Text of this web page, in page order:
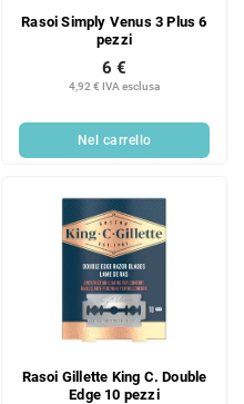
Rasoi Simply Venus 3 Plus 6
pezzi
4,92 € IVA esclusa
6 €
Nel carrello
Rasoi Gillette King C. Double
Edge 10 pezzi